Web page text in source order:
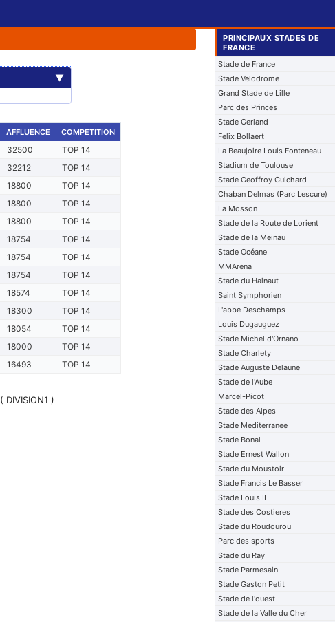
▼
AFFLUENCE COMPETITION
32500
TOP 14
32212
TOP 14
18800
TOP 14
18800
TOP 14
18800
TOP 14
18754
TOP 14
18754
TOP 14
18754
TOP 14
18574
TOP 14
18300
TOP 14
18054
TOP 14
18000
TOP 14
16493 TOP 14
( DIVISION1 )
PRINCIPAUX STADES DE
FRANCE
Stade de France
Stade Velodrome
Grand Stade de Lille
Parc des Princes
Stade Gerland
Felix Bollaert
La Beaujoire Louis Fonteneau
Stadium de Toulouse
Stade Geoffroy Guichard
Chaban Delmas (Parc Lescure)
La Mosson
Stade de la Route de Lorient
Stade de la Meinau
Stade Océane
MMArena
Stade du Hainaut
Saint Symphorien
L'abbe Deschamps
Louis Dugauguez
Stade Michel d'Ornano
Stade Charlety
Stade Auguste Delaune
Stade de l'Aube
Marcel-Picot
Stade des Alpes
Stade Mediterranee
Stade Bonal
Stade Ernest Wallon
Stade du Moustoir
Stade Francis Le Basser
Stade Louis II
Stade des Costieres
Stade du Roudourou
Parc des sports
Stade du Ray
Stade Parmesain
Stade Gaston Petit
Stade de l'ouest
Stade de la Valle du Cher